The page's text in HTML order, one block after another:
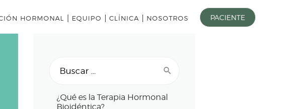
HORMONAL EQUIPO CLÍNICA NOSOTROS PACIENTE
¿Qué es la Terapia Hormonal
Bioidéntica?